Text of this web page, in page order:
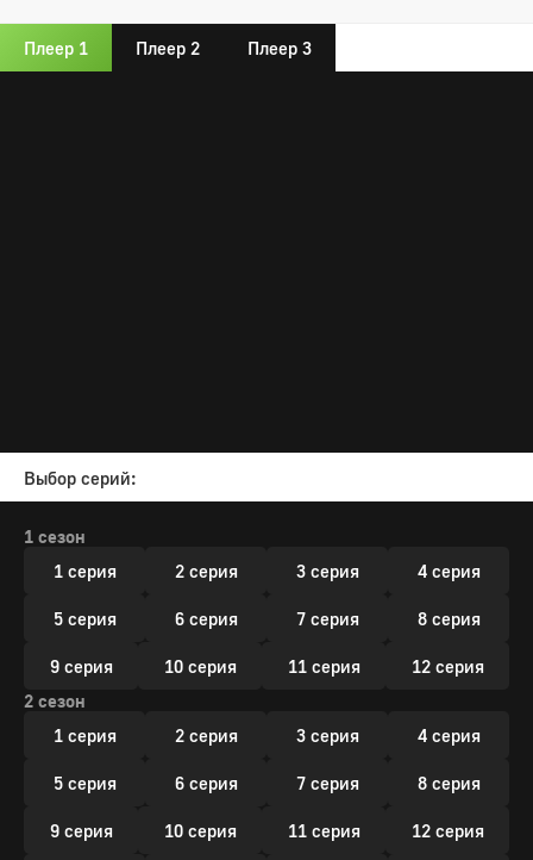
Плеер 1 Плеер 2 Плеер 3
Выбор серий:
1 сезон
1 серия
2 серия 3 серия 4 серия
5 серия 6 серия 7 серия 8 серия
9 серия 10 серия 11 серия
12 серия
2 сезон
1 серия
2 серия 3 серия 4 серия
5 серия 6 серия 7 серия 8 серия
9 серия 10 серия 11 серия 12 серия